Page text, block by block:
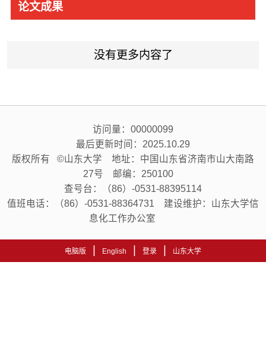
论文成果
没有更多内容了
访问量： 00000099
最后更新时间： 2025.10.29
版权所有 ©山东大学 地址：中国山东省济南市山大南路
27号 邮编：250100
查号台：（86）-0531-88395114
值班电话：（86）-0531-88364731 建设维护：山东大学信
息化工作办公室
电脑版 English 登录 山东大学